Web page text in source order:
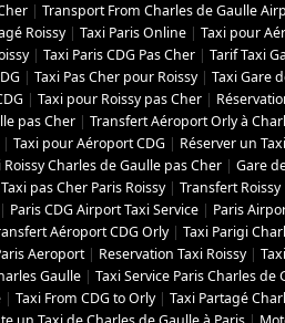
| Transport From Charles de Gaulle
Roissy| Taxi Paris Online | Taxi pour
| Taxi Paris CDG Pas Cher | Tarif Taxi
| Taxi Pas Cher pour Roissy| Taxi Gare
| Taxi pour Roissy pas Cher |
pas Cher | Transfert Aéroport Orly à
| Taxi pour Aéroport CDG | Réserver un
Roissy Charles de Gaulle pas Cher | Gare
Taxi pas Cher Paris Roissy| Transfert Roissy
Paris CDG Airport Taxi Service | Paris
Aéroport CDG Orly| Taxi Parigi
Aeroport| Reservation Taxi Roissy|
Gaulle | Taxi Service Paris Charles de
| Taxi From CDG to Orly| Taxi Partagé